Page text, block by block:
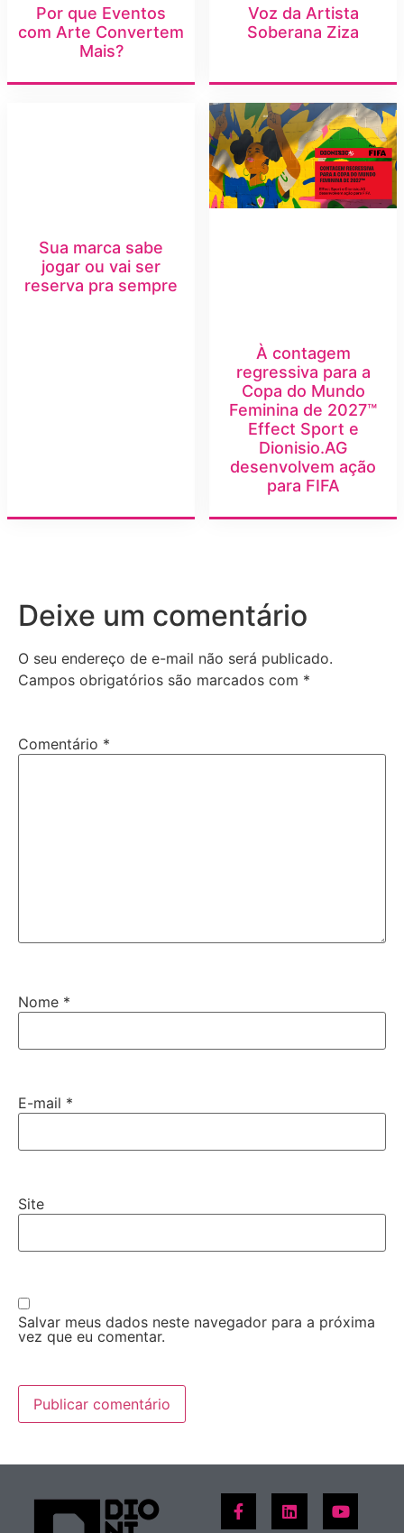
Por que Eventos
com Arte Convertem
Mais?
Voz da Artista
Soberana Ziza
Sua marca sabe
jogar ou vai ser
reserva pra sempre
À contagem
regressiva para a
Copa do Mundo
Feminina de 2027™
Effect Sport e
Dionisio.AG
desenvolvem ação
para FIFA
Deixe um comentário
O seu endereço de e-mail não será publicado.
Campos obrigatórios são marcados com *
Comentário *
Nome *
E-mail *
Site
Salvar meus dados neste navegador para a próxima
vez que eu comentar.